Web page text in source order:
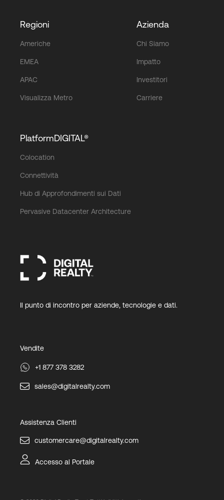
Regioni
Americhe
EMEA
APAC
Visualizza Metro
Azienda
Chi Siamo
Impatto
Investitori
Carriere
PlatformDIGITAL®
Colocation
Connettività
Hub di Approfondimenti sui Dati
Pervasive Datacenter Architecture
Il punto di incontro per aziende, tecnologie e dati.
Vendite
+1 877 378 3282
sales@digitalrealty.com
Assistenza Clienti
customercare@digitalrealty.com
Accesso al Portale